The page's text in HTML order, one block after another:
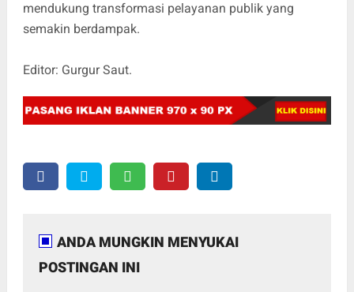
mendukung transformasi pelayanan publik yang
semakin berdampak.
Editor: Gurgur Saut.
ANDA MUNGKIN MENYUKAI
POSTINGAN INI